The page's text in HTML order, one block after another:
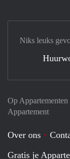
Op
Appartement
Over ons
Gratis je
Niks leuks